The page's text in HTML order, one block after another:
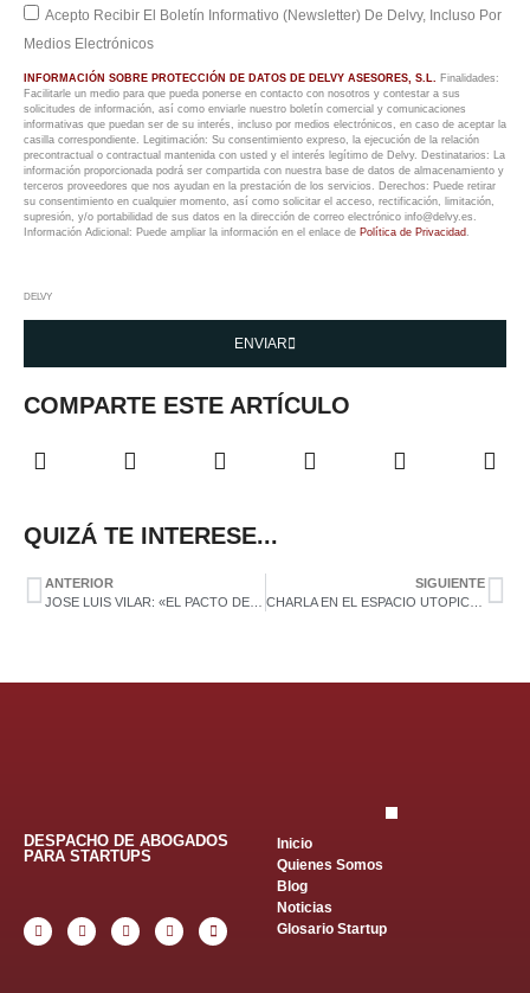
Acepto Recibir El Boletín Informativo (Newsletter) De Delvy, Incluso Por
Medios Electrónicos
INFORMACIÓN SOBRE PROTECCIÓN DE DATOS DE DELVY ASESORES, S.L. Finalidades:
Facilitarle un medio para que pueda ponerse en contacto con nosotros y contestar a sus
solicitudes de información, así como enviarle nuestro boletín comercial y comunicaciones
informativas que puedan ser de su interés, incluso por medios electrónicos, en caso de aceptar la
casilla correspondiente. Legitimación: Su consentimiento expreso, la ejecución de la relación
precontractual o contractual mantenida con usted y el interés legítimo de Delvy. Destinatarios: La
información proporcionada podrá ser compartida con nuestra base de datos de almacenamiento y
terceros proveedores que nos ayudan en la prestación de los servicios. Derechos: Puede retirar
su consentimiento en cualquier momento, así como solicitar el acceso, rectificación, limitación,
supresión, y/o portabilidad de sus datos en la dirección de correo electrónico info@delvy.es.
Información Adicional: Puede ampliar la información en el enlace de Política de Privacidad .
DELVY
ENVIAR
COMPARTE ESTE ARTÍCULO
QUIZÁ TE INTERESE...
ANTERIOR
SIGUIENTE
CHARLA EN EL ESPACIO UTOPIC_US SOBRE PACTO DE SOCIOS
DESPACHO DE ABOGADOS
PARA STARTUPS
Inicio
Quienes Somos
Blog
Noticias
Glosario Startup